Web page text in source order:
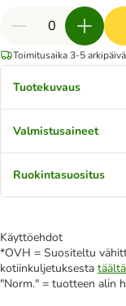
Toimitusaika 3-5
Tuotekuvaus
Valmistusaineet
Ruokintasuositus
Käyttöehdot
*OVH = Suositeltu
kotiinkuljetuksesta
"Norm." = tuotteen alin